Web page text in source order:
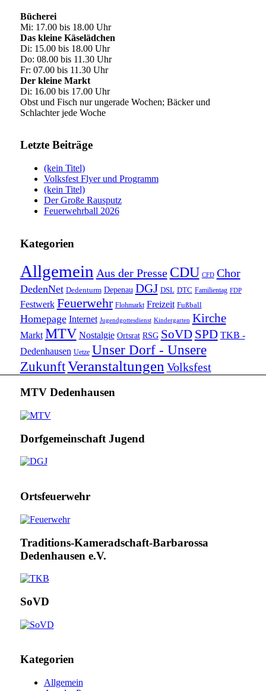
Bücherei
Mi: 17.00 bis 18.00 Uhr
Das kleine Käselädchen
Di: 15.00 bis 18.00 Uhr
Do: 08.00 bis 11.30 Uhr
Fr: 07.00 bis 11.30 Uhr
Der kleine Markt
Di: 16.00 bis 17.00 Uhr
Obst und Fisch nur ungerade Wochen; Bäcker und
Schlachter jede Woche
Letzte Beiträge
(kein Titel)
Volksfest Flyer und Programm
(kein Titel)
Der Große Rausputz
Feuerwehrball 2026
Kategorien
Allgemein Aus der Presse CDU CFD Chor
DedenNet Dedenturm Depenau DGJ DSL DTC Familientag FDP
Festwerk Feuerwehr Flohmarkt Freizeit Fußball
Homepage Internet Jugendgottesdienst Kindergarten Kirche
Markt MTV Nostalgie Ortsrat RSG SoVD SPD TKB -
Dedenhausen Uetze Unser Dorf - Unsere
ZukunftVeranstaltungen Volksfest
MTV Dedenhausen
Dorfgemeinschaft Jugend
Ortsfeuerwehr
Traditions-Kameradschaft-Barbarossa
Dedenhausen e.V.
SoVD
Kategorien
Allgemein